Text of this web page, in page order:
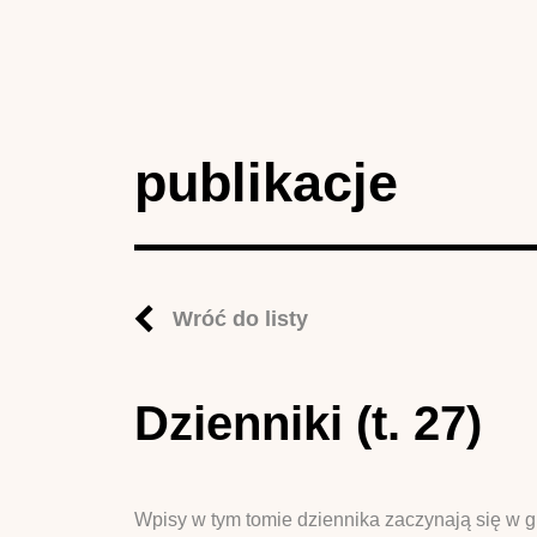
publikacje
Wróć do listy
Dzienniki (t. 27)
Wpisy w tym tomie dziennika zaczynają się w